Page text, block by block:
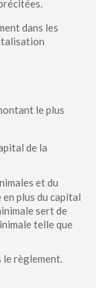
dans les
le plus
de la
et du
plus du capital
sert de
telle que
le règlement.